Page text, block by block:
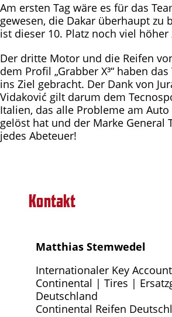
Am ersten Tag wäre es für das
gewesen, die Dakar überhaupt zu
ist dieser 10. Platz noch viel höher
Der dritte Motor und die Reifen
dem Profil „Grabber X³“ haben
ins Ziel gebracht. Der Dank von
Vidaković gilt darum dem
Italien, das alle Probleme am
gelöst hat und der Marke General
jedes Abeteuer!
Kontakt
Matthias Stemwedel
Internationaler Key
Continental | Tires |
Deutschland
Continental Reifen